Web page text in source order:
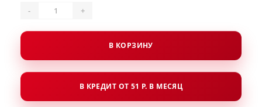
- +
В КОРЗИНУ
В КРЕДИТ ОТ 51 Р. В МЕСЯЦ